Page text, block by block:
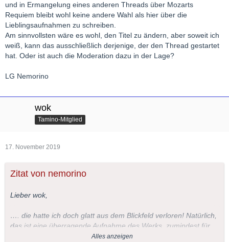
und in Ermangelung eines anderen Threads über Mozarts
Requiem bleibt wohl keine andere Wahl als hier über die
Lieblingsaufnahmen zu schreiben.
Am sinnvollsten wäre es wohl, den Titel zu ändern, aber soweit ich
weiß, kann das ausschließlich derjenige, der den Thread gestartet
hat. Oder ist auch die Moderation dazu in der Lage?
LG Nemorino
wok
Tamino-Mitglied
17. November 2019
Zitat von nemorino
Lieber wok,
…. die hatte ich doch glatt aus dem Blickfeld verloren! Natürlich,
das ist eine überragende Aufnahme des Werks, zumindest für
Nicht-HIP-Freunde! Ich besaß sie bereits als LP und habe sie
Alles anzeigen